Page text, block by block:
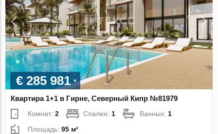
€ 285 981
Квартира 1+1 в Гирне, Северный Кипр №81979
Комнат:2 Спален:1 Ванных:1
Площадь:95 м²